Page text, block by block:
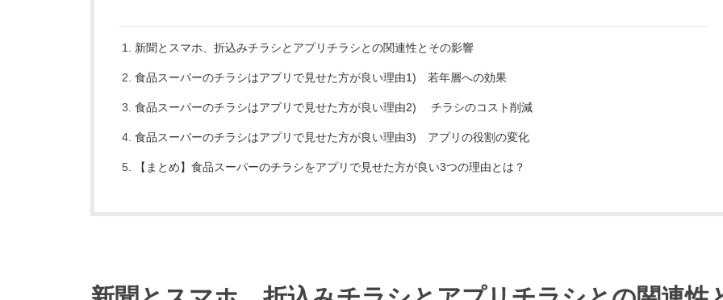
新聞とスマホ、折込みチラシとアプリチラシとの関連性とその影響
食品スーパーのチラシはアプリで見せた方が良い理由1) 若年層への効果
食品スーパーのチラシはアプリで見せた方が良い理由2) チラシのコスト削減
食品スーパーのチラシはアプリで見せた方が良い理由3) アプリの役割の変化
【まとめ】食品スーパーのチラシをアプリで見せた方が良い3つの理由とは？